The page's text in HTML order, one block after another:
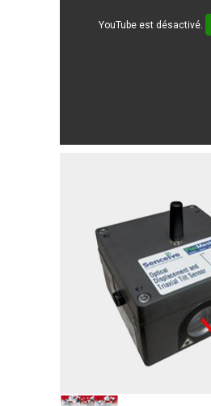
YouTube est désactivé.